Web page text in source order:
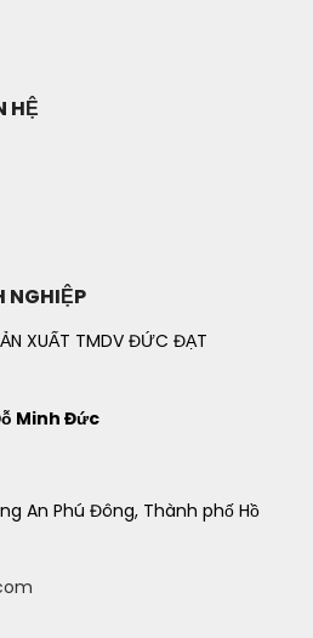
HỆ
NGHIỆP
XUẤT TMDV ĐỨC ĐẠT
Minh Đức
An Phú Đông, Thành phố Hồ